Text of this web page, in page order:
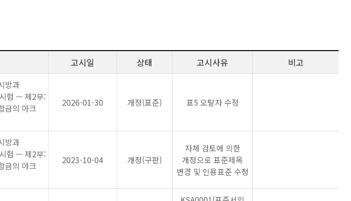
고시일 상태 고시사유 비고
방과
험 — 제2부:
금의 아크
2026-01-30 개정(표준) 표5 오탈자 수정
방과
험 — 제2부:
금의 아크
2023-10-04 개정(구판)
자체 검토에 의한
개정으로 표준제목
변경 및 인용표준 수정